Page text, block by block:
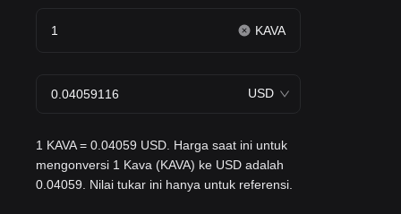
KAVA
USD
1 KAVA = 0.04059 USD. Harga saat ini untuk
mengonversi 1 Kava (KAVA) ke USD adalah
0.04059. Nilai tukar ini hanya untuk referensi.